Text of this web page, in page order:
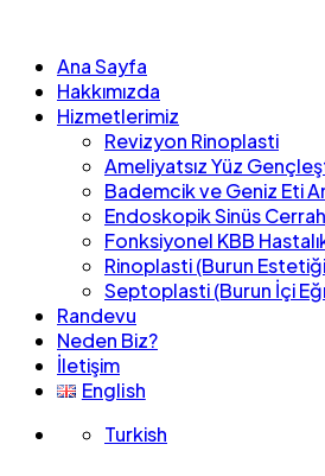
Ana Sayfa
Hakkımızda
Hizmetlerimiz
Revizyon Rinoplasti
Ameliyatsız Yüz
Bademcik ve Geniz Eti
Endoskopik Sinüs
Fonksiyonel KBB
Rinoplasti (Burun
Septoplasti (Burun İçi
Randevu
Neden Biz?
İletişim
English
Turkish